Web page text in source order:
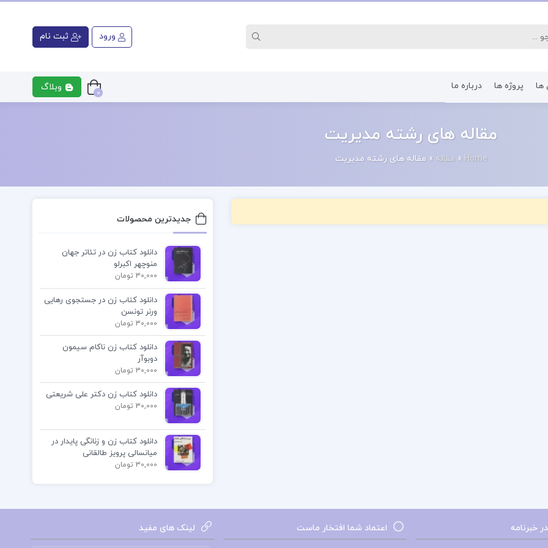
ورود ثبت نام
کتاب رشته اقتصاد
ها پروژه ها درباره ما
0 وبلاگ
مقاله های رشته مدیریت
Home
» مقاله » مقاله های رشته مدیریت
جدیدترین محصولات
دانلود کتاب زن در تئاتر جهان
منوچهر اکبرلو
30,000 تومان
دانلود کتاب زن در جستجوی رهایی
ورنر تونسن
30,000 تومان
دانلود کتاب زن ناکام سیمون
دوبوآر
30,000 تومان
دانلود کتاب زن دکتر علی شریعتی
30,000 تومان
دانلود کتاب زن و زنانگی پایدار در
میانسالی پرویز طالقانی
30,000 تومان
خبرنامه اعتماد شما افتخار ماست لینک های مفید